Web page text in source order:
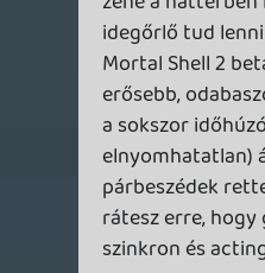
Beast of Reincarnation
Egy picit katyvaszosnak
játék világa, össze lett
ötlet, de nem áll össze
egésszé és unalmasnak
style-t. A főszereplő
helyes és a kutyus is
nagy grafika-bubus, de
csúnyának találtam
kutya szőre